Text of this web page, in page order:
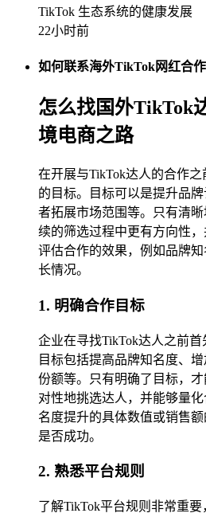
TikTok 生态系统的健康发展
22小时前
如何联系海外TikTok网红合
怎么找国外TikTok
境电商之路
在开展与TikTok达人的合作
的目标。目标可以是提升品
者拓展市场范围等。只有清
续的筛选过程中更有方向性
评估合作的效果，例如品牌
长情况。
1. 明确合作目标
企业在寻找TikTok达人之前
目标包括提高品牌知名度、
份额等。只有明确了目标，
对性地挑选达人，并能够量
名度提升的具体数值或销售
是否成功。
2. 熟悉平台规则
了解TikTok平台规则非常重